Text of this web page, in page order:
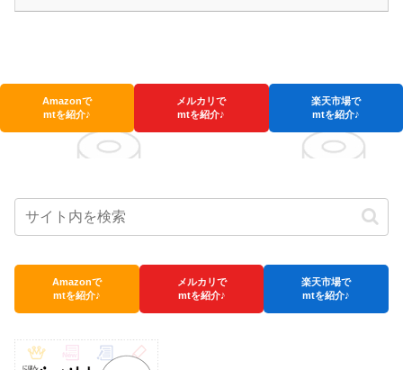
Amazonで
mtを紹介♪
メルカリで
mtを紹介♪
楽天市場で
mtを紹介♪
Amazonで
mtを紹介♪
メルカリで
mtを紹介♪
楽天市場で
mtを紹介♪